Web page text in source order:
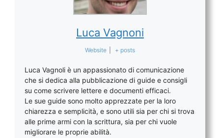
Luca Vagnoni
Website + posts
Luca Vagnoli è un appassionato di comunicazione
che si dedica alla pubblicazione di guide e consigli
su come scrivere lettere e documenti efficaci.
Le sue guide sono molto apprezzate per la loro
chiarezza e semplicità, e sono utili sia per chi si trova
alle prime armi con la scrittura, sia per chi vuole
migliorare le proprie abilità.